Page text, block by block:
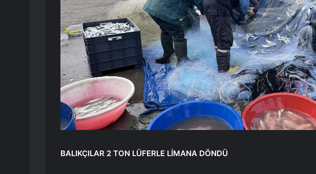
BALIKÇILAR 2 TON LÜFERLE LİMANA DÖNDÜ